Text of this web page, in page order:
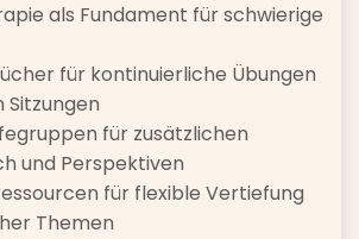
als Fundament für schwierige
für kontinuierliche Übungen
Sitzungen
für zusätzlichen
und Perspektiven
für flexible Vertiefung
Themen